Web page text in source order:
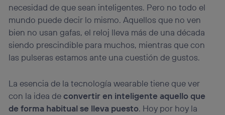
necesidad de que sean inteligentes. Pero no todo el
mundo puede decir lo mismo. Aquellos que no ven
bien no usan gafas, el reloj lleva más de una década
siendo prescindible para muchos, mientras que con
las pulseras estamos ante una cuestión de gustos.
La esencia de la tecnología wearable tiene que ver
con la idea deconvertir en inteligente aquello que
de forma habitual se lleva puesto. Hoy por hoy la